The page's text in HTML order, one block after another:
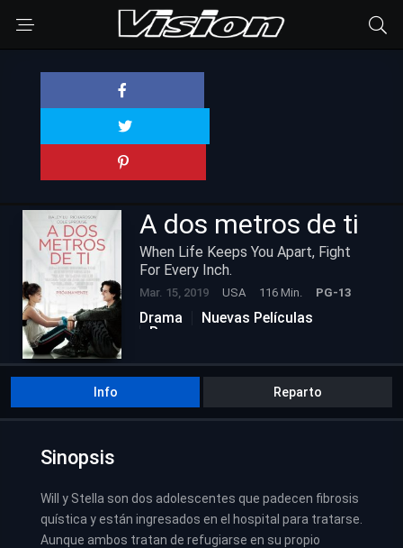
A dos metros de ti
When Life Keeps You Apart, Fight
For Every Inch.
Mar. 15, 2019 USA 116 Min. PG-13
Drama
Nuevas Películas
Romance
Info Reparto
Sinopsis
Will y Stella son dos adolescentes que padecen fibrosis
quística y están ingresados en el hospital para tratarse.
Aunque ambos tratan de refugiarse en su propio